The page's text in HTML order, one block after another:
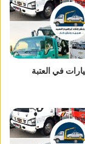
في العتبة